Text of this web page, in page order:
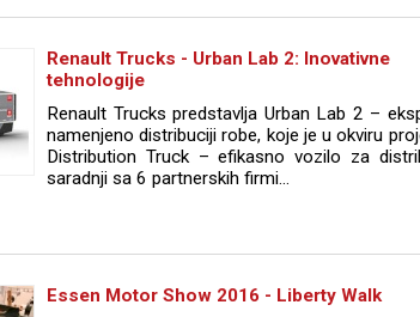
Renault Trucks - Urban Lab 2: Inovativne
tehnologije
Renault Trucks predstavlja Urban Lab 2 –
namenjeno distribuciji robe, koje je u okviru
Distribution Truck – efikasno vozilo za
saradnji sa 6 partnerskih firmi...
Essen Motor Show 2016 - Liberty Walk